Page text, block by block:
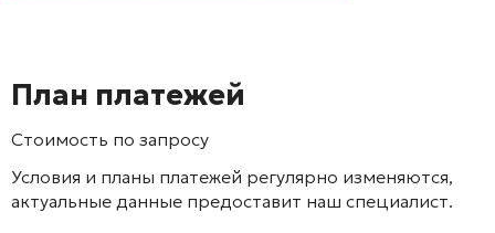
План платежей
Стоимость по запросу
Условия и планы платежей регулярно изменяются,
актуальные данные предоставит наш специалист.